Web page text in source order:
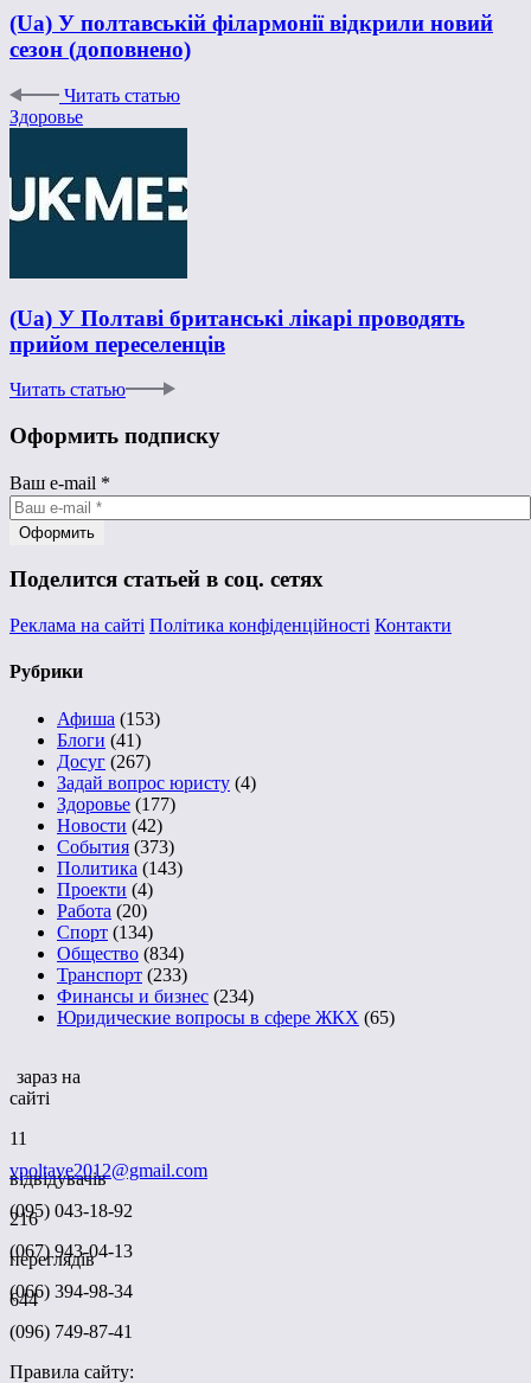
(Ua) У полтавській філармонії відкрили новий
сезон (доповнено)
Читать статью
Здоровье
(Ua) У Полтаві британські лікарі проводять
прийом переселенців
Читать статью
Оформить подписку
Ваш e-mail *
Поделится статьей в соц. сетях
Реклама на сайті Політика конфіденційності Контакти
Рубрики
Афиша (153)
Блоги (41)
Досуг (267)
Задай вопрос юристу (4)
Здоровье (177)
Новости (42)
События (373)
Политика (143)
Проекти (4)
Работа (20)
Спорт (134)
Общество (834)
Транспорт (233)
Финансы и бизнес (234)
Юридические вопросы в сфере ЖКХ (65)
зараз на
сайті
11
відвідувачів
216
переглядів
644
vpoltave2012@gmail.com
(095) 043-18-92
(067) 943-04-13
(066) 394-98-34
(096) 749-87-41
Правила сайту: